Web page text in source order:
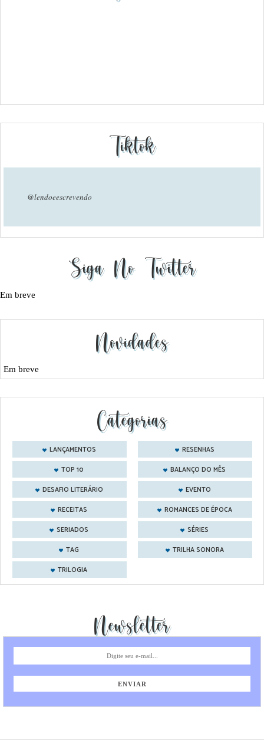
Tiktok
@lendoeescrevendo
Siga No Twitter
Em breve
Novidades
Em breve
Categorias
LANÇAMENTOS
RESENHAS
TOP 10
BALANÇO DO MÊS
DESAFIO LITERÁRIO
EVENTO
RECEITAS
ROMANCES DE ÉPOCA
SERIADOS
SÉRIES
TAG
TRILHA SONORA
TRILOGIA
Newsletter